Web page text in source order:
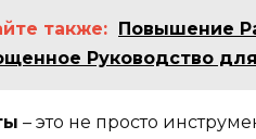
также: Повышение
Руководство
– это не просто